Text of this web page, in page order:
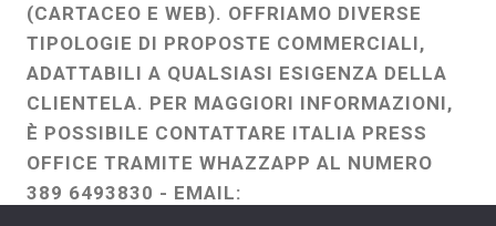
(CARTACEO E WEB). OFFRIAMO DIVERSE
TIPOLOGIE DI PROPOSTE COMMERCIALI,
ADATTABILI A QUALSIASI ESIGENZA DELLA
CLIENTELA. PER MAGGIORI INFORMAZIONI,
È POSSIBILE CONTATTARE ITALIA PRESS
OFFICE TRAMITE WHAZZAPP AL NUMERO
389 6493830 - EMAIL: